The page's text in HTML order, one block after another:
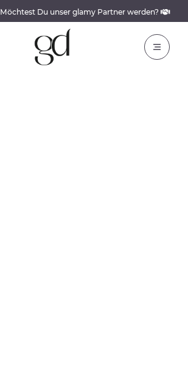
Möchtest Du unser glamy Partner werden?